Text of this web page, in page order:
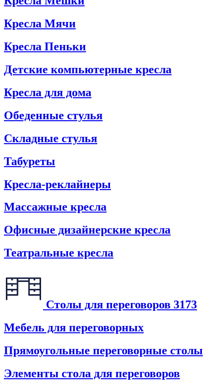
Кресла Мячи
Кресла Пеньки
Детские компьютерные кресла
Кресла для дома
Обеденные стулья
Складные стулья
Табуреты
Кресла-реклайнеры
Массажные кресла
Офисные дизайнерские кресла
Театральные кресла
Столы для переговоров 3173
Мебель для переговорных
Прямоугольные переговорные столы
Элементы стола для переговоров